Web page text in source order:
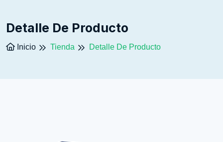
Detalle De Producto
Inicio Tienda Detalle De Producto